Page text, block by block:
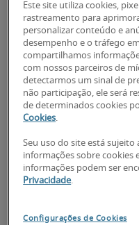
Tem experiência para
de forma
familiarizada com
tarefas normais; possui
especializações e
Este site utiliza cookies,
rastreamento para
personalizar conteúdo e
desempenho e o tráfego
compartilhamos
com nossos parceiros de
detectarmos um sinal de
não participação, ele será
de determinados cookies
Cookies.
Seu uso do site está sujeito
informações sobre cookies
informações podem ser
Privacidade.
Configurações de Cookies